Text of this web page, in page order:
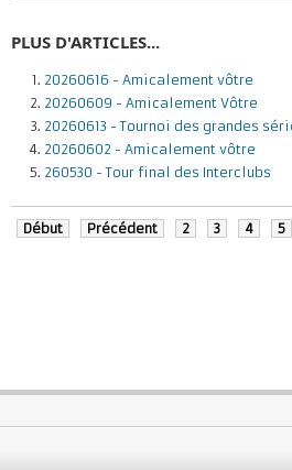
PLUS D'ARTICLES...
20260616 - Amicalement vôtre
20260609 - Amicalement Vôtre
20260613 - Tournoi des grandes
20260602 - Amicalement vôtre
260530 - Tour final des Interclubs
Début Précédent 2 3 4 5